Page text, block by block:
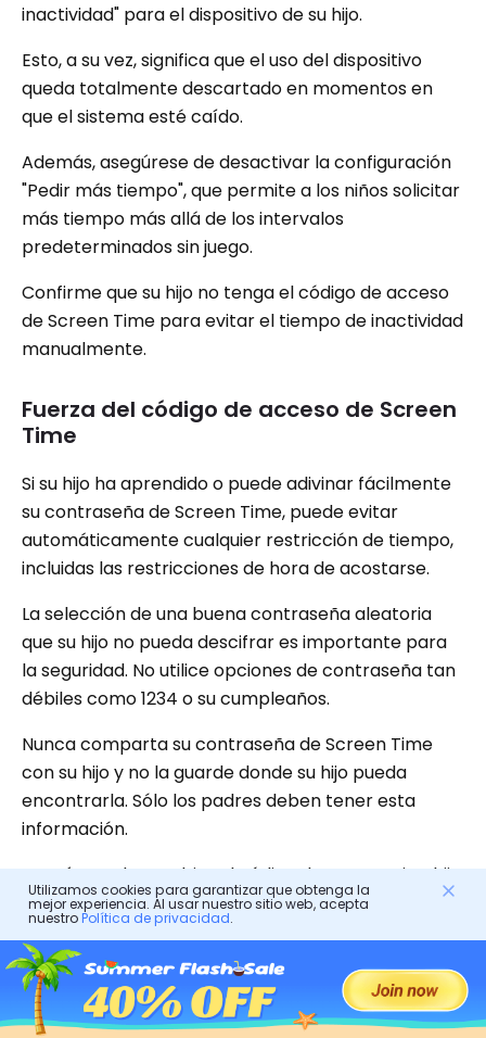
inactividad" para el dispositivo de su hijo.
Esto, a su vez, significa que el uso del dispositivo
queda totalmente descartado en momentos en
que el sistema esté caído.
Además, asegúrese de desactivar la configuración
"Pedir más tiempo", que permite a los niños solicitar
más tiempo más allá de los intervalos
predeterminados sin juego.
Confirme que su hijo no tenga el código de acceso
de Screen Time para evitar el tiempo de inactividad
manualmente.
Fuerza del código de acceso de Screen
Time
Si su hijo ha aprendido o puede adivinar fácilmente
su contraseña de Screen Time, puede evitar
automáticamente cualquier restricción de tiempo,
incluidas las restricciones de hora de acostarse.
La selección de una buena contraseña aleatoria
que su hijo no pueda descifrar es importante para
la seguridad. No utilice opciones de contraseña tan
débiles como 1234 o su cumpleaños.
Nunca comparta su contraseña de Screen Time
con su hijo y no la guarde donde su hijo pueda
encontrarla. Sólo los padres deben tener esta
información.
Asegúrese de cambiar el código de acceso si su hijo
ya lo ha visto. Las alteraciones frecuentes
distorsionan las comprensiones anteriores.
Preguntas frecuentes
Utilizamos cookies para garantizar que obtenga la
mejor experiencia. Al usar nuestro sitio web, acepta
nuestroPolítica de privacidad.